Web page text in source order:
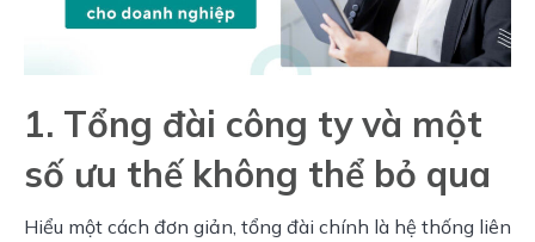
1. Tổng đài công ty và một
số ưu thế không thể bỏ qua
Hiểu một cách đơn giản, tổng đài chính là hệ thống liên